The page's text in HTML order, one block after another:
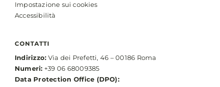
Impostazione sui cookies
Accessibilità
CONTATTI
Indirizzo: Via dei Prefetti, 46 – 00186 Roma
Numeri: +39 06 68009385
Data Protection Office (DPO):